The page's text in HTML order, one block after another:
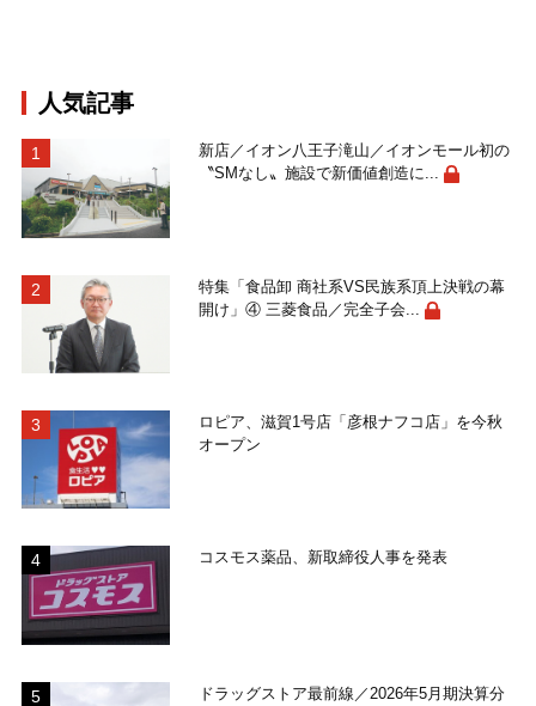
人気記事
新店／イオン八王子滝山／イオンモール初の
〝SMなし〟施設で新価値創造に...
特集「食品卸 商社系VS民族系頂上決戦の幕
開け」④ 三菱食品／完全子会...
ロピア、滋賀1号店「彦根ナフコ店」を今秋
オープン
コスモス薬品、新取締役人事を発表
ドラッグストア最前線／2026年5月期決算分